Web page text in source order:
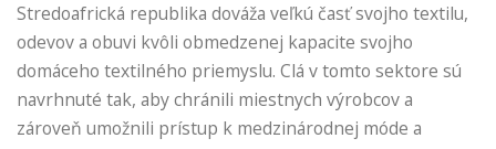
Stredoafrická republika dováža veľkú časť svojho textilu,
odevov a obuvi kvôli obmedzenej kapacite svojho
domáceho textilného priemyslu. Clá v tomto sektore sú
navrhnuté tak, aby chránili miestnych výrobcov a
zároveň umožnili prístup k medzinárodnej móde a